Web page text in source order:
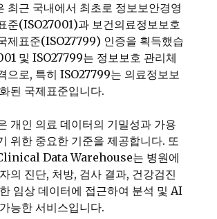
최근 국내에서 최초로 정보보안경영
준(ISO27001)과 보건의료정보보호
제표준(ISO27799) 인증을 획득했습
및 ISO27799는 정보보호 관리체
으로, 특히 ISO27799는 의료정보보
된 국제표준입니다.
개인 의료 데이터의 기밀성과 가용
위한 중요한 기준을 제공합니다. 또
Data Warehouse는 병원에
의 진단, 처방, 검사 결과, 건강검진
임상 데이터에 접근하여 분석 및 AI
능한 서비스입니다.